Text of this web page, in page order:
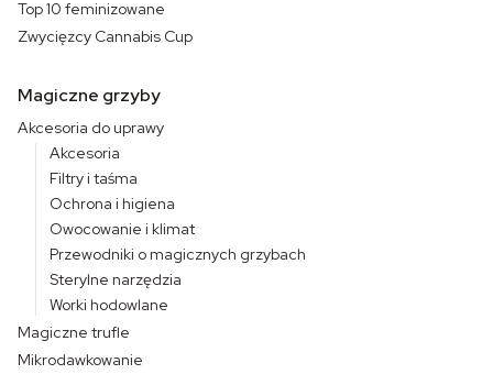
Top 10 feminizowane
Zwycięzcy Cannabis Cup
Magiczne grzyby
Akcesoria do uprawy
Akcesoria
Filtry i taśma
Ochrona i higiena
Owocowanie i klimat
Przewodniki o magicznych grzybach
Sterylne narzędzia
Worki hodowlane
Magiczne trufle
Mikrodawkowanie